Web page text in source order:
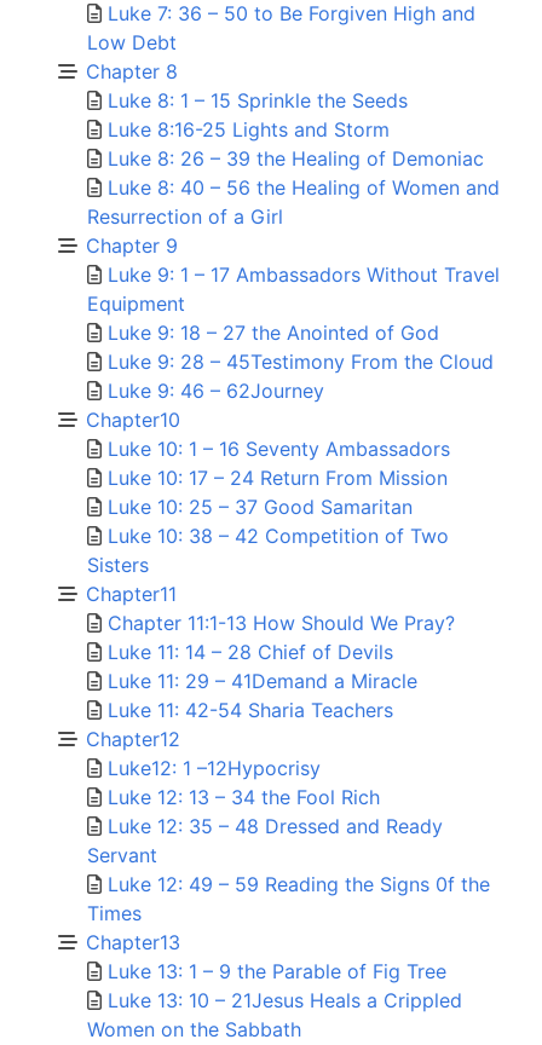
Luke 7: 36 – 50 to Be Forgiven High and
Low Debt
Chapter 8
Luke 8: 1 – 15 Sprinkle the Seeds
Luke 8:16-25 Lights and Storm
Luke 8: 26 – 39 the Healing of Demoniac
Luke 8: 40 – 56 the Healing of Women and
Resurrection of a Girl
Chapter 9
Luke 9: 1 – 17 Ambassadors Without Travel
Equipment
Luke 9: 18 – 27 the Anointed of God
Luke 9: 28 – 45Testimony From the Cloud
Luke 9: 46 – 62Journey
Chapter10
Luke 10: 1 – 16 Seventy Ambassadors
Luke 10: 17 – 24 Return From Mission
Luke 10: 25 – 37 Good Samaritan
Luke 10: 38 – 42 Competition of Two
Sisters
Chapter11
Chapter 11:1-13 How Should We Pray?
Luke 11: 14 – 28 Chief of Devils
Luke 11: 29 – 41Demand a Miracle
Luke 11: 42-54 Sharia Teachers
Chapter12
Luke12: 1 –12Hypocrisy
Luke 12: 13 – 34 the Fool Rich
Luke 12: 35 – 48 Dressed and Ready
Servant
Luke 12: 49 – 59 Reading the Signs 0f the
Times
Chapter13
Luke 13: 1 – 9 the Parable of Fig Tree
Luke 13: 10 – 21Jesus Heals a Crippled
Women on the Sabbath